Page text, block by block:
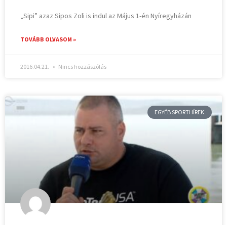
„Sipi” azaz Sipos Zoli is indul az Május 1-én Nyíregyházán
TOVÁBB OLVASOM »
2016.04.21. Nincs hozzászólás
EGYÉB SPORTHÍREK